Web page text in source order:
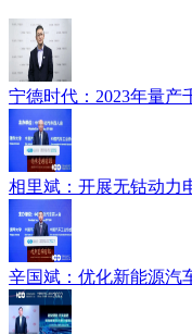
宁德时代：2023年量产
相里斌：开展无钴动力
辛国斌：优化新能源汽